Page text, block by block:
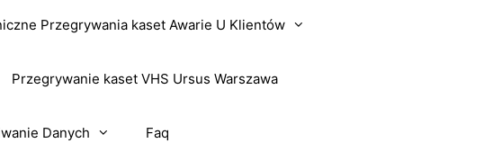
Przegrywania kaset Awarie U Klientów
Przegrywanie kaset VHS Ursus Warszawa
Danych Faq